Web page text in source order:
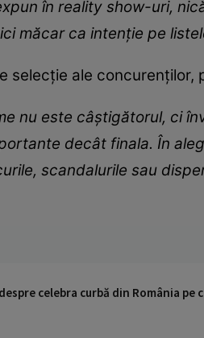
în reality show-uri,
măcar ca intenție pe
selecție ale
nu este câștigătorul, ci
decât finala. În
scandalurile sau
celebra curbă din România